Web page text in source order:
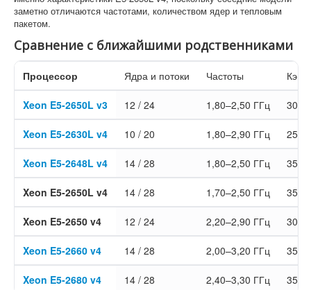
заметно отличаются частотами, количеством ядер и тепловым
пакетом.
Сравнение с ближайшими родственниками
Процессор Ядра и потоки Частоты Кэш
Xeon E5-2650L v3 12 / 24 1,80–2,50 ГГц 30
Xeon E5-2630L v4 10 / 20 1,80–2,90 ГГц 25
Xeon E5-2648L v4 14 / 28 1,80–2,50 ГГц 35
Xeon E5-2650L v4 14 / 28 1,70–2,50 ГГц 35
Xeon E5-2650 v4 12 / 24 2,20–2,90 ГГц 30
Xeon E5-2660 v4 14 / 28 2,00–3,20 ГГц 35
Xeon E5-2680 v4 14 / 28 2,40–3,30 ГГц 35